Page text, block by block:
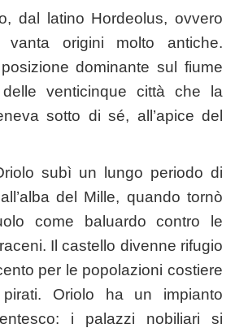
dal latino Hordeolus, ovvero
vanta origini molto antiche.
dominante sul fiume
venticinque città che la
sotto di sé, all’apice del
subì un lungo periodo di
del Mille, quando tornò
come baluardo contro le
Il castello divenne rifugio
per le popolazioni costiere
Oriolo ha un impianto
i palazzi nobiliari si